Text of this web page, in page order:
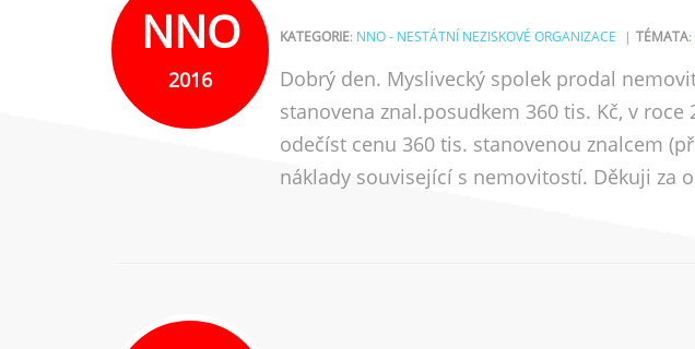
NNO
2016
KATEGORIE: NNO - NESTÁTNÍ NEZISKOVÉ ORGANIZACE TÉMATA:
Dobrý den. Myslivecký spolek prodal
stanovena znal.posudkem 360 tis. Kč, v
odečíst cenu 360 tis. stanovenou znalcem
náklady související s nemovitostí. Děkuji za